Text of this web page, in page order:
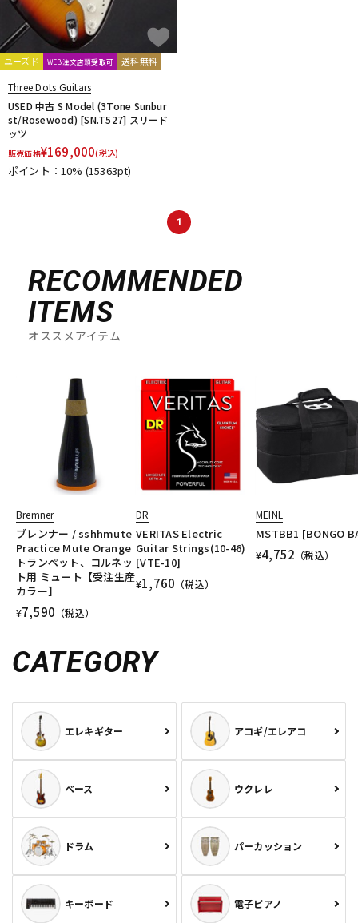
管楽器
アンプ
DJ機器
配信/ライブ機器 楽器アクセサリ
中古
ユーズド WEB注文店頭受取可 送料無料
Three Dots Guitars
USED 中古 S Model (3Tone Sunbur
st/Rosewood) [SN.T527] スリード
ッツ
販売価格¥169,000(税込)
ポイント：10% (15363pt)
1
RECOMMENDED
ITEMS
オススメアイテム
Bremner
ブレンナー / sshhmute
Practice Mute Orange
トランペット、コルネッ
ト用 ミュート【受注生産
カラー】
¥7,590 （税込）
DR
VERITAS Electric
Guitar Strings(10-46)
[VTE-10]
¥1,760 （税込）
MEINL
MSTBB1 [BONGO
¥4,752 （税込）
CATEGORY
エレキギター アコギ/エレアコ
ベース ウクレレ
ドラム パーカッション
キーボード 電子ピアノ